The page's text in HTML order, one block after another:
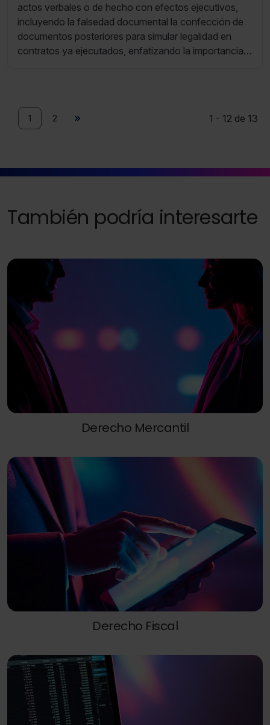
indispensables para la navegación.
Saber más acerca de las cookies
actos verbales o de hecho con efectos ejecutivos,
incluyendo la falsedad documental la confección de
documentos posteriores para simular legalidad en
contratos ya ejecutados, enfatizando la importancia
1 - 12 de 13
1 2
También podría interesarte
Derecho Mercantil
Derecho Fiscal